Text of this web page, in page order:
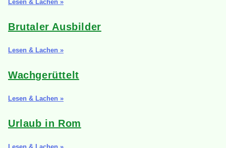
Lesen & Lachen »
Brutaler Ausbilder
Lesen & Lachen »
Wachgerüttelt
Lesen & Lachen »
Urlaub in Rom